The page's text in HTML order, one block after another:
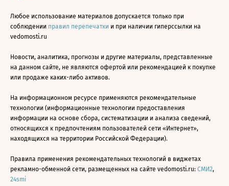
Любое использование материалов допускается только при
соблюдении правил перепечатки и при наличии гиперссылки на
vedomosti.ru
Новости, аналитика, прогнозы и другие материалы, представленные
на данном сайте, не являются офертой или рекомендацией к покупке
или продаже каких-либо активов.
На информационном ресурсе применяются рекомендательные
технологии (информационные технологии предоставления
информации на основе сбора, систематизации и анализа сведений,
относящихся к предпочтениям пользователей сети «Интернет»,
находящихся на территории Российской Федерации).
Правила применения рекомендательных технологий в виджетах
рекламно-обменной сети, размещенных на сайте vedomosti.ru: СМИ2,
24smi